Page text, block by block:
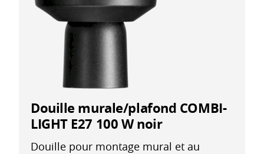
Douille murale/plafond COMBI-
LIGHT E27 100 W noir
Douille pour montage mural et au